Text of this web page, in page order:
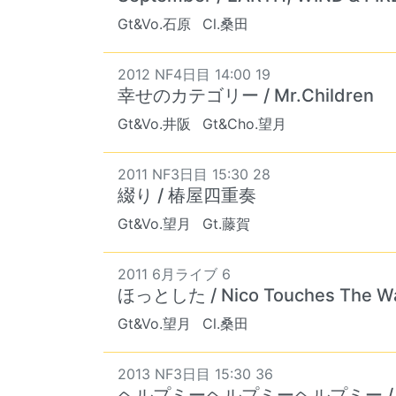
Gt&Vo.石原 Cl.桑田
2012 NF4日目 14:00 19
幸せのカテゴリー / Mr.Children
Gt&Vo.井阪 Gt&Cho.望月
2011 NF3日目 15:30 28
綴り / 椿屋四重奏
Gt&Vo.望月 Gt.藤賀
2011 6月ライブ 6
ほっとした / Nico Touches The
Gt&Vo.望月 Cl.桑田
2013 NF3日目 15:30 36